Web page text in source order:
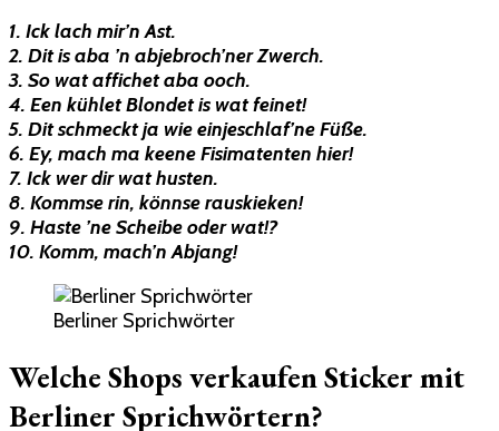
1. Ick lach mir’n Ast.
2. Dit is aba ’n abjebroch’ner Zwerch.
3. So wat affichet aba ooch.
4. Een kühlet Blondet is wat feinet!
5. Dit schmeckt ja wie einjeschlaf’ne Füße.
6. Ey, mach ma keene Fisimatenten hier!
7. Ick wer dir wat husten.
8. Kommse rin, könnse rauskieken!
9. Haste ’ne Scheibe oder wat!?
10. Komm, mach’n Abjang!
Berliner Sprichwörter
Welche Shops verkaufen Sticker mit
Berliner Sprichwörtern?